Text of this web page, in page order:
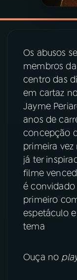
07 ÚLTIMAS
08PRÊMIO
ACOMPANHE A
YouTube
Instagram
TikTok
Os abusos
membros
centro das
em cartaz
Jayme
anos de
concepção
primeira vez
já ter
filme
é convidado
primeiro
espetáculo
tema
Ouça no